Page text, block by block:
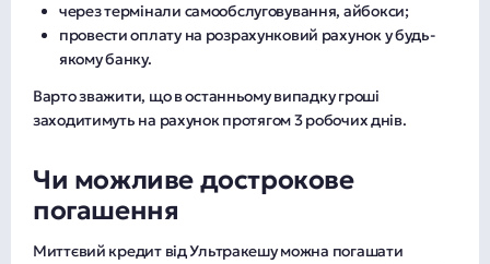
через термінали самообслуговування, айбокси;
провести оплату на розрахунковий рахунок у будь-
якому банку.
Варто зважити, що в останньому випадку гроші
заходитимуть на рахунок протягом 3 робочих днів.
Чи можливе дострокове
погашення
Миттєвий кредит від Ультракешу можна погашати